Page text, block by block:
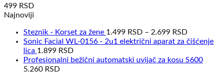
499 RSD
Najnoviji
Steznik - Korset za žene 1.499 RSD – 2.699 RSD
Sonic Facial WL-0156 - 2u1 električni aparat za čišćenje
lica 1.899 RSD
Profesionalni bežični automatski uvijač za kosu S600
5.260 RSD